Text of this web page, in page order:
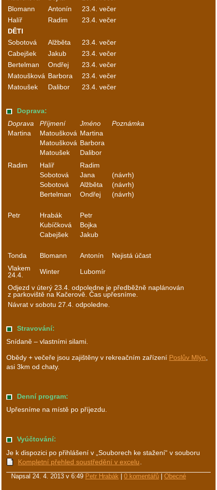
Blomann
Antonín
23.4. večer
Halíř
Radim
23.4. večer
DĚTI
Sobotová
Alžběta
23.4. večer
Cabejšek
Jakub
23.4. večer
Bertelman
Ondřej
23.4. večer
Matoušková Barbora
23.4. večer
Matoušek
Dalibor 23.4. večer
Doprava:
Doprava
Příjmení Jméno
Poznámka
Martina
Matoušková Martina
Matoušková Barbora
Matoušek
Dalibor
Radim
Halíř
Radim
Sobotová
Jana
(návrh)
Sobotová
Alžběta
(návrh)
Bertelman
Ondřej (návrh)
Petr Hrabák
Petr
Kubíčková
Bojka
Cabejšek
Jakub
Tonda Blomann Antonín
Nejistá účast
Vlakem
24.4.
Winter Lubomír
Odjezd v úterý 23.4. odpoledne je předběžně naplánován
z parkoviště na Kačerově. Čas upřesníme.
Návrat v sobotu 27.4. odpoledne.
Stravování:
Snídaně – vlastními silami.
Obědy + večeře jsou zajištěny v rekreačním zařízení Poslův Mlýn
asi 3km od chaty.
Denní program:
Upřesníme na místě po příjezdu.
Vyúčtování:
Je k dispozici po přihlášení v „Souborech ke stažení“ v souboru
Kompletní přehled soustředění v excelu
Napsal 24. 4. 2013 v 6:49 Petr Hrabák 0 komentářů Obecné